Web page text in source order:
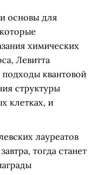
основы для
химических
Левитта
квантовой
структуры
клетках, и
лауреатов
тогда станет